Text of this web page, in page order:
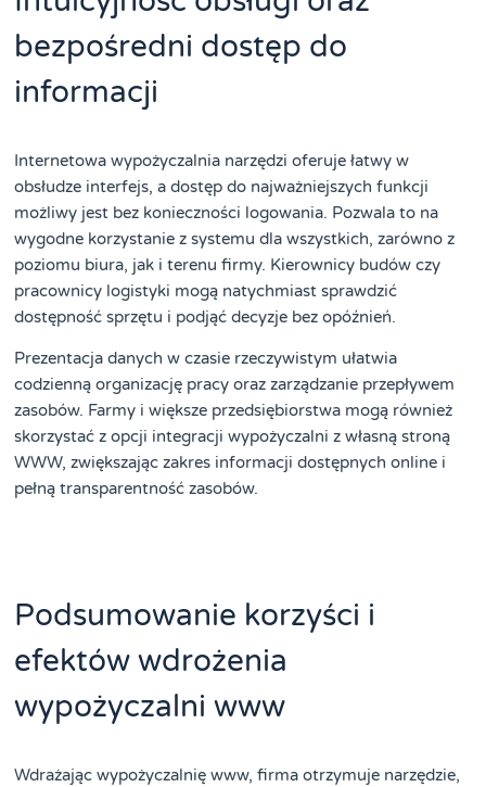
bezpośredni dostęp do
informacji
Internetowa wypożyczalnia narzędzi oferuje łatwy w
obsłudze interfejs, a dostęp do najważniejszych funkcji
możliwy jest bez konieczności logowania. Pozwala to na
wygodne korzystanie z systemu dla wszystkich, zarówno z
poziomu biura, jak i terenu firmy. Kierownicy budów czy
pracownicy logistyki mogą natychmiast sprawdzić
dostępność sprzętu i podjąć decyzje bez opóźnień.
Prezentacja danych w czasie rzeczywistym ułatwia
codzienną organizację pracy oraz zarządzanie przepływem
zasobów. Farmy i większe przedsiębiorstwa mogą również
skorzystać z opcji integracji wypożyczalni z własną stroną
WWW, zwiększając zakres informacji dostępnych online i
pełną transparentność zasobów.
Podsumowanie korzyści i
efektów wdrożenia
wypożyczalni www
Wdrażając wypożyczalnię www, firma otrzymuje narzędzie,